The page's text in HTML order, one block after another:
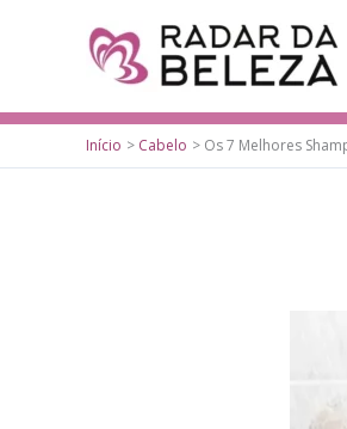
conteúdoInício Cabelo Os 7 Melhores